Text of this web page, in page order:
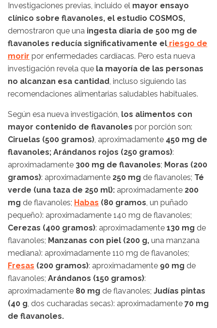
Investigaciones previas, incluido el mayor ensayo
clínico sobre flavanoles, el estudio COSMOS,
demostraron que una ingesta diaria de 500 mg de
flavanoles reducía significativamente el riesgo de
morir por enfermedades cardíacas. Pero esta nueva
investigación revela que la mayoría de las personas
no alcanzan esa cantidad, incluso siguiendo las
recomendaciones alimentarias saludables habituales.
Según esa nueva investigación, los alimentos con
mayor contenido de flavanoles por porción son:
Ciruelas (500 gramos), aproximadamente 450 mg de
flavanoles; Arándanos rojos (250 gramos):
aproximadamente 300 mg de flavanoles; Moras (200
gramos): aproximadamente 250 mg de flavanoles; Té
verde (una taza de 250 ml): aproximadamente 200
mg de flavanoles; Habas (80 gramos, un puñado
pequeño): aproximadamente 140 mg de flavanoles;
Cerezas (400 gramos): aproximadamente 130 mg de
flavanoles; Manzanas con piel (200 g, una manzana
mediana): aproximadamente 110 mg de flavanoles;
Fresas (200 gramos): aproximadamente 90 mg de
flavanoles; Arándanos (150 gramos):
aproximadamente 80 mg de flavanoles; Judías pintas
(40 g, dos cucharadas secas): aproximadamente 70 mg
de flavanoles.